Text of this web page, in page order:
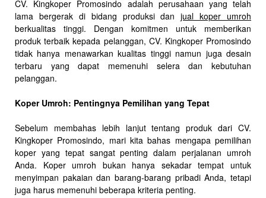
CV. Kingkoper Promosindo adalah perusahaan yang telah
lama bergerak di bidang produksi danjual koper umroh
berkualitas tinggi. Dengan komitmen untuk memberikan
produk terbaik kepada pelanggan, CV. Kingkoper Promosindo
tidak hanya menawarkan kualitas tinggi namun juga desain
terbaru yang dapat memenuhi selera dan kebutuhan
pelanggan.
Koper Umroh: Pentingnya Pemilihan yang Tepat
Sebelum membahas lebih lanjut tentang produk dari CV.
Kingkoper Promosindo, mari kita bahas mengapa pemilihan
koper yang tepat sangat penting dalam perjalanan umroh
Anda. Koper umroh bukan hanya sekadar tempat untuk
menyimpan pakaian dan barang-barang pribadi Anda, tetapi
juga harus memenuhi beberapa kriteria penting.